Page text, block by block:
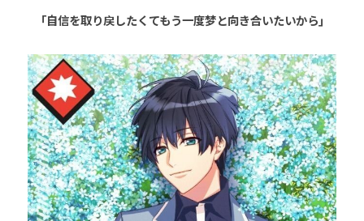
「自信を取り戻したくてもう一度梦と向き合いたいから」